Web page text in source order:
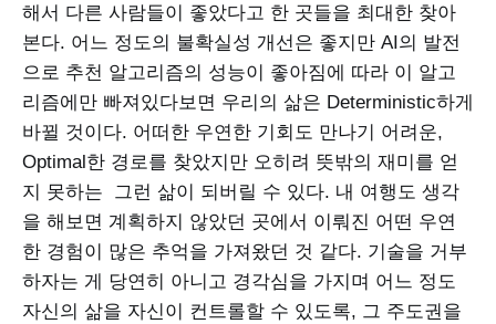
해서 다른 사람들이 좋았다고 한 곳들을 최대한 찾아
본다. 어느 정도의 불확실성 개선은 좋지만 AI의 발전
으로 추천 알고리즘의 성능이 좋아짐에 따라 이 알고
리즘에만 빠져있다보면 우리의 삶은 Deterministic하게
바뀔 것이다. 어떠한 우연한 기회도 만나기 어려운,
Optimal한 경로를 찾았지만 오히려 뜻밖의 재미를 얻
지 못하는 그런 삶이 되버릴 수 있다. 내 여행도 생각
을 해보면 계획하지 않았던 곳에서 이뤄진 어떤 우연
한 경험이 많은 추억을 가져왔던 것 같다. 기술을 거부
하자는 게 당연히 아니고 경각심을 가지며 어느 정도
자신의 삶을 자신이 컨트롤할 수 있도록, 그 주도권을